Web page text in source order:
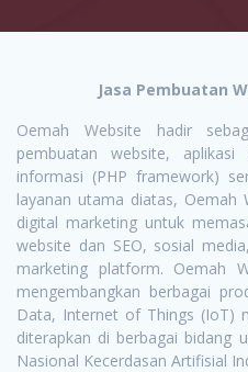
Jasa Pembuatan
Oemah Website hadir
pembuatan website,
informasi (PHP framework)
layanan utama diatas, Oemah
digital marketing untuk
website dan SEO, sosial
marketing platform. Oemah
mengembangkan berbagai
Data, Internet of Things (IoT)
diterapkan di berbagai bidang
Nasional Kecerdasan Artifisial